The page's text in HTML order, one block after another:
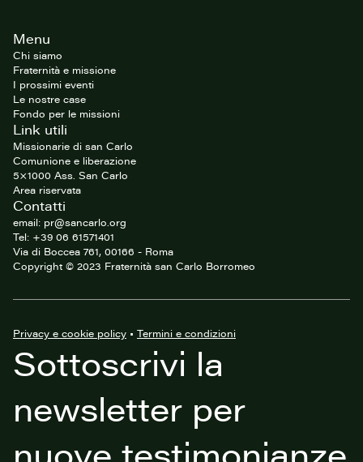
FooterMenu
Chi siamo
Fraternità e missione
I prossimi eventi
Le nostre case
Fondo per le missioni
Link utili
Missionarie di san Carlo
Comunione e liberazione
5×1000 Ass. San Carlo
Area riservata
Contatti
email: pr@sancarlo.org
Tel: +39 06 61571401
Via di Boccea 761, 00166 - Roma
Copyright © 2023 Fraternità san Carlo Borromeo
Privacy e cookie policy • Termini e condizioni
Sottoscrivi la
newsletter per